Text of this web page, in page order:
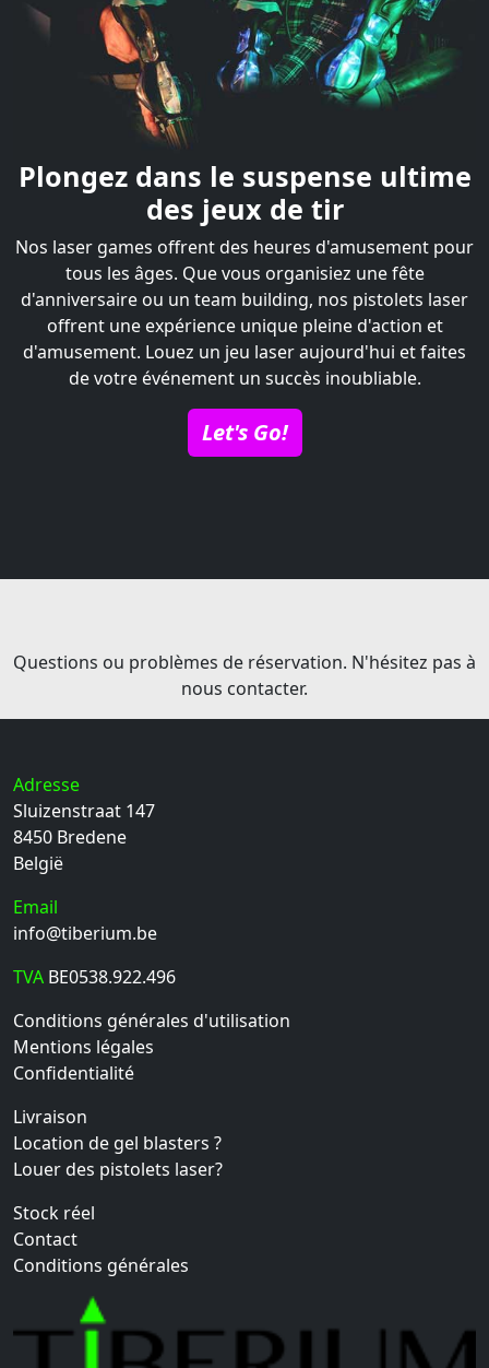
Plongez dans le suspense ultime
des jeux de tir
Nos laser games offrent des heures d'amusement pour
tous les âges. Que vous organisiez une fête
d'anniversaire ou un team building, nos pistolets laser
offrent une expérience unique pleine d'action et
d'amusement. Louez un jeu laser aujourd'hui et faites
de votre événement un succès inoubliable.
Let's Go!
Questions ou problèmes de réservation. N'hésitez pas à
nous contacter.
Adresse
Sluizenstraat 147
8450 Bredene
België
Email
info@tiberium.be
TVA BE0538.922.496
Conditions générales d'utilisation
Mentions légales
Confidentialité
Livraison
Location de gel blasters ?
Louer des pistolets laser?
Stock réel
Contact
Conditions générales